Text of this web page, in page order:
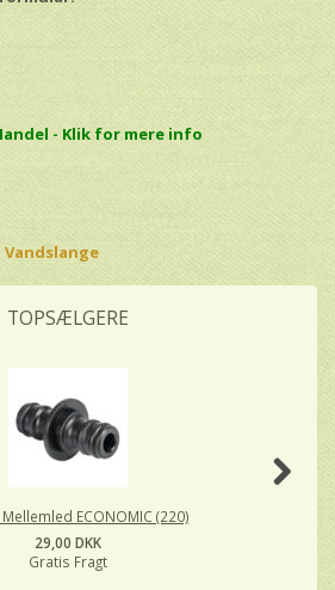
- Klik for mere info
TOPSÆLGERE
ECONOMIC (220)
29,00 DKK
Gratis Fragt